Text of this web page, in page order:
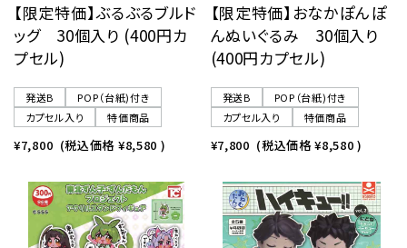
【限定特価】ぶるぶるブルド
ッグ 30個入り (400円カ
プセル)
発送B
POP（台紙)付き
カプセル入り
特価商品
¥7,800 (税込価格 ¥8,580 )
【限定特価】おなかぽんぽ
んぬいぐるみ 30個入り
(400円カプセル)
発送B
POP（台紙)付き
カプセル入り
特価商品
¥7,800 (税込価格¥8,580 )